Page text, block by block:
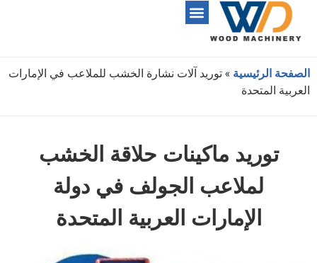
الصفحة الرئيسية »توريد آلات نشارة الخشب للملاعب في الإمارات
العربية المتحدة
توريد ماكينات حلاقة الخشب
لملاعب الجولف في دولة
الإمارات العربية المتحدة